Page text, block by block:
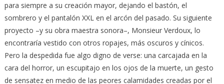
para siempre a su creación mayor, dejando el bastón, el
sombrero y el pantalón XXL en el arcón del pasado. Su siguiente
proyecto –y su obra maestra sonora–, Monsieur Verdoux, lo
encontraría vestido con otros ropajes, más oscuros y cínicos.
Pero la despedida fue algo digno de verse: una carcajada en la
cara del horror, un escupitajo en los ojos de la muerte, un gesto
de sensatez en medio de las peores calamidades creadas por el